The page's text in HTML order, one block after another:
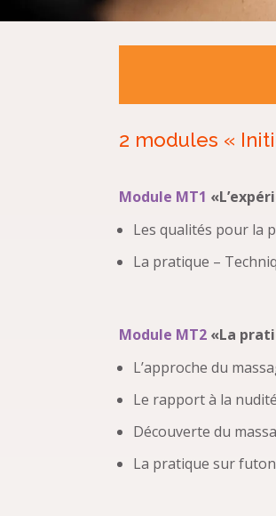
2 modules «
Module MT1
Les qualités pour la
La pratique –
Module MT2 «La
L’approche du
Le rapport à la
Découverte du
La pratique sur